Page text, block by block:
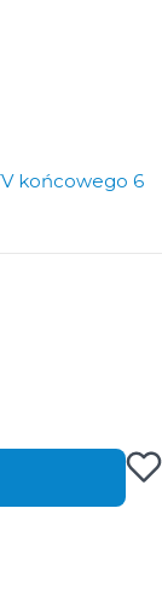
końcowego 6